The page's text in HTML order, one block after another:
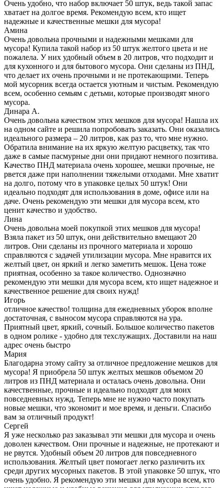
Очень удобно, что набор включает 50 штук, ведь такой запас
хватает на долгое время. Рекомендую всем, кто ищет
надежные и качественные мешки для мусора!
Амина
Очень довольна прочными и надежными мешками для
мусора! Купила такой набор из 50 штук желтого цвета и не
пожалела. У них удобный объем в 20 литров, что подходит и
для кухонного и для бытового мусора. Они сделаны из ПНД,
что делает их очень прочными и не протекающими. Теперь
мой мусорник всегда остается уютным и чистым. Рекомендую
всем, особенно семьям с детьми, которые производят много
мусора.
Динара А.
Очень довольна качеством этих мешков для мусора! Нашла их
на одном сайте и решила попробовать заказать. Они оказались
идеального размера – 20 литров, как раз то, что мне нужно.
Обратила внимание на их яркую желтую расцветку, так что
даже в самые пасмурные дни они придают немного позитива.
Качество ПНД материала очень хорошее, мешки прочные, не
рвется даже при наполнении тяжелыми отходами. Мне хватит
на долго, потому что в упаковке целых 50 штук! Они
идеально подходят для использования в доме, офисе или на
даче. Очень рекомендую эти мешки для мусора всем, кто
ценит качество и удобство.
Лина
Очень довольна моей покупкой этих мешков для мусора!
Взяла пакет из 50 штук, они действительно вмещают 20
литров. Они сделаны из прочного материала и хорошо
справляются с задачей утилизации мусора. Мне нравится их
желтый цвет, он яркий и легко заметить мешок. Цена тоже
приятная, особенно за такое количество. Однозначно
рекомендую эти мешки для мусора всем, кто ищет надежное и
качественное решение для своих нужд!
Игорь
отличное качество! толщина для ежедневных уборок вполне
достаточная, с выносом мусора справляются на ура.
Приятный цвет, яркий, сочный. Большое количество пакетов
в одном ролике - удобно для техслужащих. Доставили на наш
адрес очень быстро
Мария
Благодарна этому сайту за отличное предложение мешков для
мусора! Я приобрела 50 штук желтых мешков объемом 20
литров из ПНД материала и осталась очень довольна. Они
качественные, прочные и идеально подходят для моих
повседневных нужд. Теперь мне не нужно часто покупать
новые мешки, что экономит и мое время, и деньги. Спасибо
вам за отличный продукт!
Сергей
Я уже несколько раз заказывал эти мешки для мусора и очень
доволен качеством. Они прочные и надежные, не протекают и
не рвутся. Удобный объем 20 литров для повседневного
использования. Желтый цвет помогает легко различить их
среди других мусорных пакетов. В этой упаковке 50 штук, что
очень удобно. Я рекомендую эти мешки для мусора всем, кто